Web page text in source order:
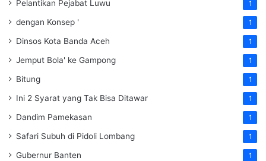
Pelantikan Pejabat Luwu 1
dengan Konsep ' 1
Dinsos Kota Banda Aceh 1
Jemput Bola' ke Gampong 1
Bitung 1
Ini 2 Syarat yang Tak Bisa Ditawar 1
Dandim Pamekasan 1
Safari Subuh di Pidoli Lombang 1
Gubernur Banten 1